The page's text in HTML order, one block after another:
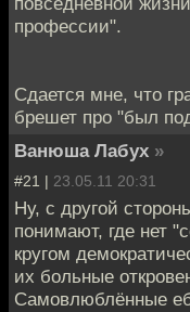
профессии".
Сдается мне, что
брешет про "был
Ванюша Лабух »
#21 | 23.05.11 20:31
Ну, с другой
понимают, где нет
кругом
их больные
Самовлюблённые